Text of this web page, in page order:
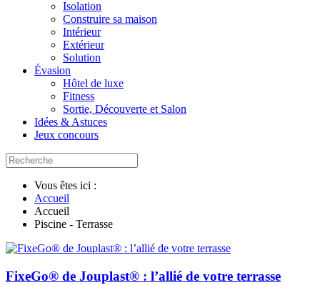
Isolation
Construire sa maison
Intérieur
Extérieur
Solution
Évasion
Hôtel de luxe
Fitness
Sortie, Découverte et Salon
Idées & Astuces
Jeux concours
Vous êtes ici :
Accueil
Accueil
Piscine - Terrasse
FixeGo® de Jouplast® : l’allié de votre terrasse